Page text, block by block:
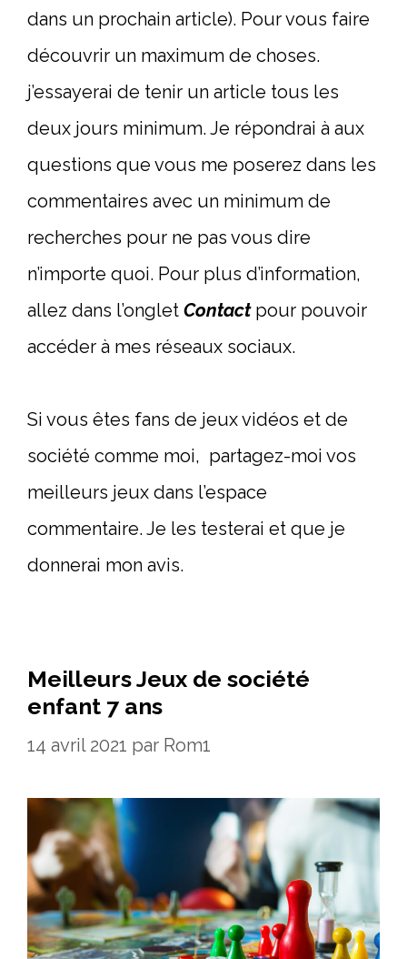
dans un prochain article). Pour vous faire
découvrir un maximum de choses.
j’essayerai de tenir un article tous les
deux jours minimum. Je répondrai à aux
questions que vous me poserez dans les
commentaires avec un minimum de
recherches pour ne pas vous dire
n’importe quoi. Pour plus d’information,
allez dans l’onglet Contactpour pouvoir
accéder à mes réseaux sociaux.
Si vous êtes fans de jeux vidéos et de
société comme moi, partagez-moi vos
meilleurs jeux dans l’espace
commentaire. Je les testerai et que je
donnerai mon avis.
Meilleurs Jeux de société
enfant 7 ans
14 avril 2021 par Rom1